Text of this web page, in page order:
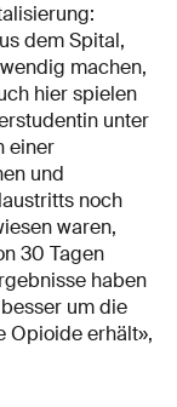
dem Spital,
machen,
hier spielen
unter
einer
und
noch
waren,
30 Tagen
haben
um die
Opioide erhält»,